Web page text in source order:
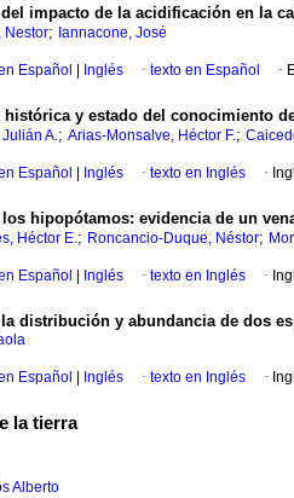
impacto de la acidificación en la
Nestor; Iannacone, José
Español Inglés · texto en Español ·
histórica y estado del conocimiento
A.; Arias-Monsalve, Héctor F.;
Español Inglés · texto en Inglés ·
los hipopótamos: evidencia de un
Héctor E.; Roncancio-Duque, Néstor;
Español Inglés · texto en Inglés ·
distribución y abundancia de dos
Español Inglés · texto en Inglés ·
la tierra
Alberto